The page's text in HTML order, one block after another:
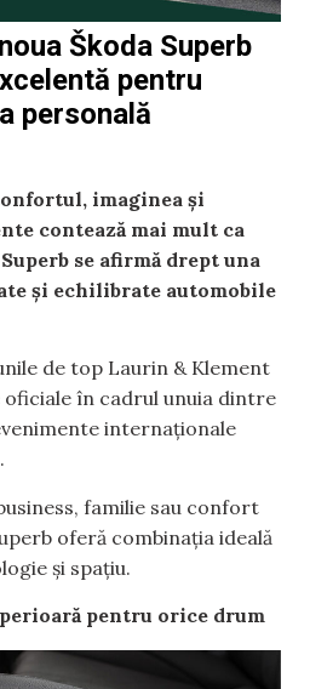
Škoda Superb
pentru
personală
imaginea și
contează mai mult ca
se afirmă drept una
și echilibrate automobile
de top Laurin & Klement
în cadrul unuia dintre
internaționale
familie sau confort
oferă combinația ideală
și spațiu.
pentru orice drum